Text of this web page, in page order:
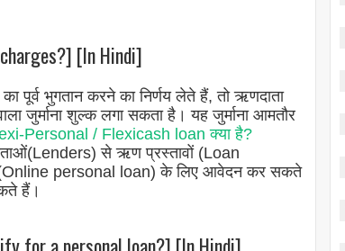
[In Hindi]
भुगतान करने का निर्णय लेते हैं, तो ऋणदाता
जुर्माना शुल्क लगा सकता है। यह जुर्माना आमतौर
Personal / Flexicash loan क्या है?
से ऋण प्रस्तावों (Loan
personal loan) के लिए आवेदन कर सकते
हैं।